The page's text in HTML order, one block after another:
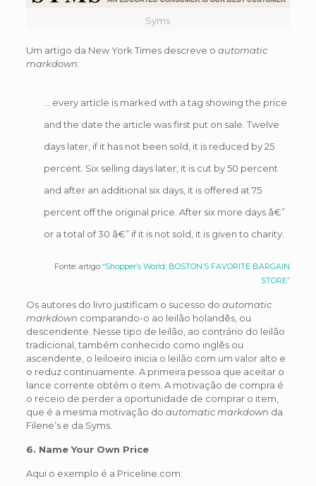
Syms
Um artigo da New York Times descreve o automatic
markdown:
… every article is marked with a tag showing the price
and the date the article was first put on sale. Twelve
days later, if it has not been sold, it is reduced by 25
percent. Six selling days later, it is cut by 50 percent
and after an additional six days, it is offered at 75
percent off the original price. After six more days â€”
or a total of 30 â€” if it is not sold, it is given to charity.
Fonte: artigo“Shopper’s World; BOSTON’S FAVORITE BARGAIN
STORE”
Os autores do livro justificam o sucesso do automatic
markdown comparando-o ao leilão holandês, ou
descendente. Nesse tipo de leilão, ao contrário do leilão
tradicional, também conhecido como inglês ou
ascendente, o leiloeiro inicia o leilão com um valor alto e
o reduz continuamente. A primeira pessoa que aceitar o
lance corrente obtém o item. A motivação de compra é
o receio de perder a oportunidade de comprar o item,
que é a mesma motivação do automatic markdown da
Filene’s e da Syms.
6. Name Your Own Price
Aqui o exemplo é a Priceline.com: